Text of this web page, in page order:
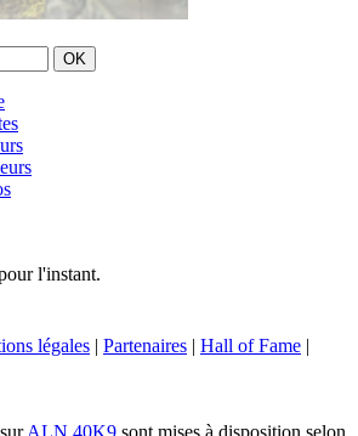
l'instant.
légales | Partenaires | Hall of Fame |
sur ALN 40K9 sont mises à disposition selon